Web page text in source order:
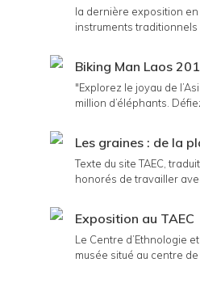
la dernière exposition en
instruments traditionnels
Biking Man Laos
"Explorez le joyau de
million d’éléphants.
Les graines : de la
Texte du site TAEC,
honorés de travailler
Exposition au TAEC
Le Centre d’Ethnologie
musée situé au centre